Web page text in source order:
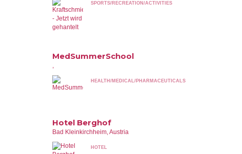
SPORTS/RECREATION/ACTIVITIES
MedSummerSchool
,
HEALTH/MEDICAL/PHARMACEUTICALS
Hotel Berghof
Bad Kleinkirchheim, Austria
HOTEL